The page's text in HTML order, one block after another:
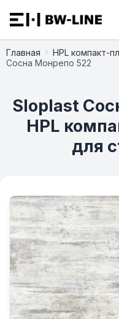
Главная HPL компакт-
Сосна Монрепо 522
Sloplast
HPL
для